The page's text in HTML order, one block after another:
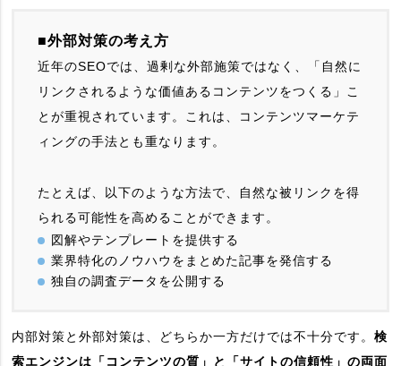
■外部対策の考え方
近年のSEOでは、過剰な外部施策ではなく、「自然に
リンクされるような価値あるコンテンツをつくる」こ
とが重視されています。これは、コンテンツマーケテ
ィングの手法とも重なります。
たとえば、以下のような方法で、自然な被リンクを得
られる可能性を高めることができます。
図解やテンプレートを提供する
業界特化のノウハウをまとめた記事を発信する
独自の調査データを公開する
内部対策と外部対策は、どちらか一方だけでは不十分です。検
索エンジンは「コンテンツの質」と「サイトの信頼性」の両面